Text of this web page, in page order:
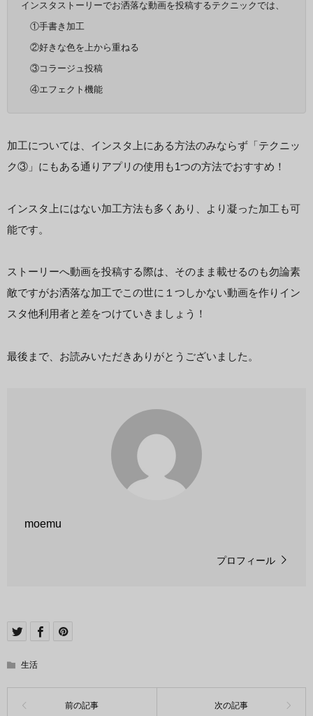
インスタストーリーでお洒落な動画を投稿するテクニックでは、
①手書き加工
②好きな色を上から重ねる
③コラージュ投稿
④エフェクト機能
加工については、インスタ上にある方法のみならず「テクニッ
ク③」にもある通りアプリの使用も1つの方法でおすすめ！
インスタ上にはない加工方法も多くあり、より凝った加工も可
能です。
ストーリーへ動画を投稿する際は、そのまま載せるのも勿論素
敵ですがお洒落な加工でこの世に１つしかない動画を作りイン
スタ他利用者と差をつけていきましょう！
最後まで、お読みいただきありがとうございました。
moemu
プロフィール
生活